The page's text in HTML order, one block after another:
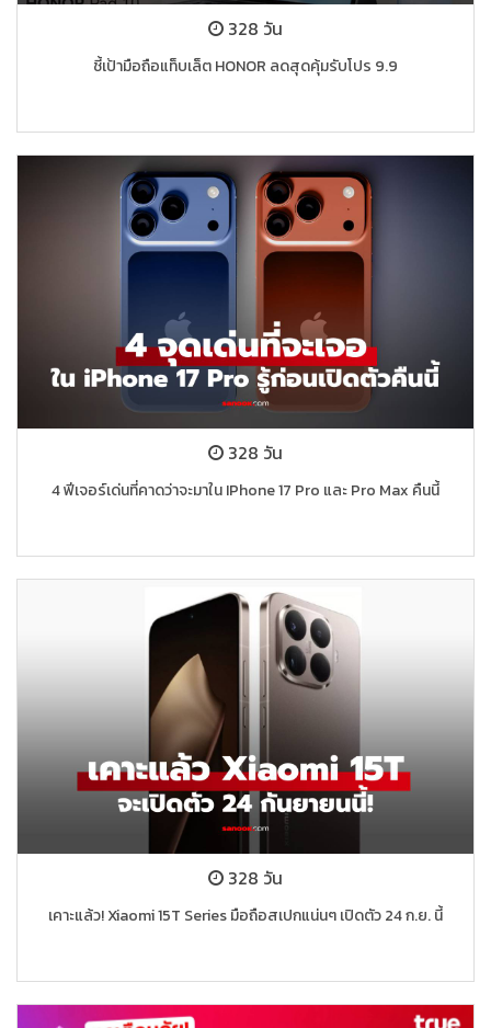
328 วัน
ชี้เป้ามือถือแท็บเล็ต HONOR ลดสุดคุ้มรับโปร 9.9
328 วัน
4 ฟีเจอร์เด่นที่คาดว่าจะมาใน IPhone 17 Pro และ Pro Max คืนนี้
328 วัน
เคาะแล้ว! Xiaomi 15T Series มือถือสเปกแน่นๆ เปิดตัว 24 ก.ย. นี้